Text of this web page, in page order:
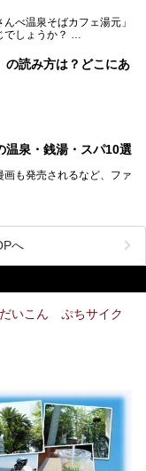
が多くあります。ゆった
のんびりできるスーパー
べ温泉そばカフェ湯元」
しょうか？
帰り温泉と、名物のそば
業スタイルで、観光客に限
をつかった温泉と、美味
いるのです。
の読み方は？どこにあ
温泉・銭湯・スパ10選
も発売されるなど、ファ
ても、ドライサウナ、ス
在し、施設によって様々な
める、島根県内にあるオ
とめてご紹介します。
へ
だいこん ぷちサイク